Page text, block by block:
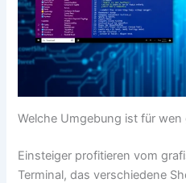
Welche Umgebung ist für wen
Einsteiger profitieren vom
Terminal, das verschiedene